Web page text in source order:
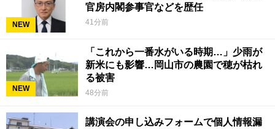
NEW
官房内閣参事官などを歴任
41分前
NEW
「これから一番水がいる時期…」少雨が
新米にも影響…岡山市の農園で穂が枯れ
る被害
48分前
講演会の申し込みフォームで個人情報漏